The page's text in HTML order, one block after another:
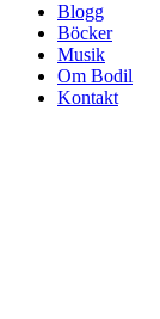
Blogg
Böcker
Musik
Om Bodil
Kontakt